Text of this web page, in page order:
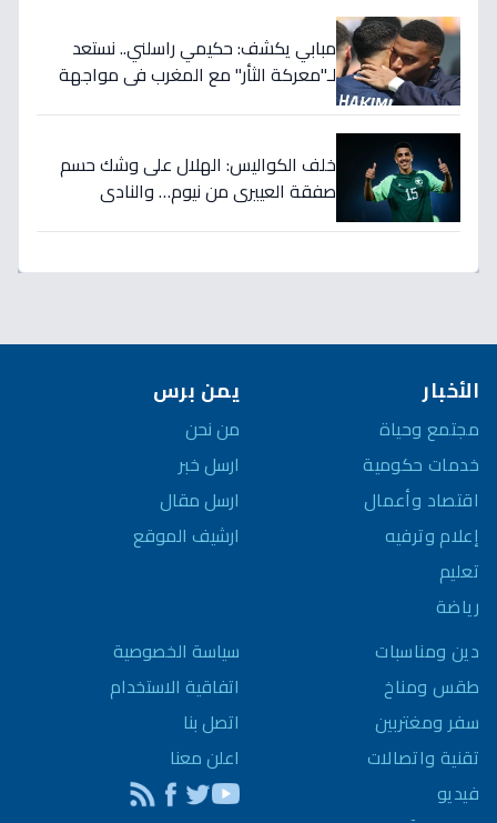
مبابي يكشف: حكيمي راسلني.. نستعد
لـ"معركة الثأر" مع المغرب في مواجهة
خلف الكواليس: الهلال على وشك حسم
صفقة العييري من نيوم… والنادي
الأخبار
مجتمع وحياة
خدمات حكومية
اقتصاد وأعمال
إعلام وترفيه
تعليم
رياضة
دين ومناسبات
طقس ومناخ
سفر ومغتربين
تقنية واتصالات
فيديو
يمن برس
من نحن
ارسل خبر
ارسل مقال
ارشيف الموقع
سياسة الخصوصية
اتفاقية الاستخدام
اتصل بنا
اعلن معنا